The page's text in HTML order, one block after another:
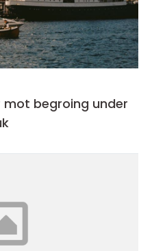
begroing under